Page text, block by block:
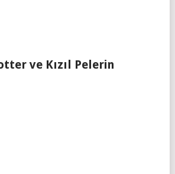
ve Kızıl Pelerin